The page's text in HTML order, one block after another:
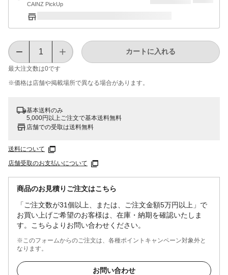
CAINZ PickUp
最大注文数は0です
カートに入れる
※価格は​店舗や​掲載場所で​異なる​場合が​あります。
基本送料のみ
5,000円以上ご注文で基本送料無料
店舗での受取は送料無料
送料について
店舗受取のお支払いについて
商品のお見積りご注文はこちら
「ご注文数が31個以上、または、ご注文金額5万円以上」で
お買い上げご希望のお客様は、在庫・納期を確認いたしま
す。こちらよりお問い合わせください。
※このフォームからのご注文は、各種ポイントキャンペーン対象外と
なります。
お問い合わせ